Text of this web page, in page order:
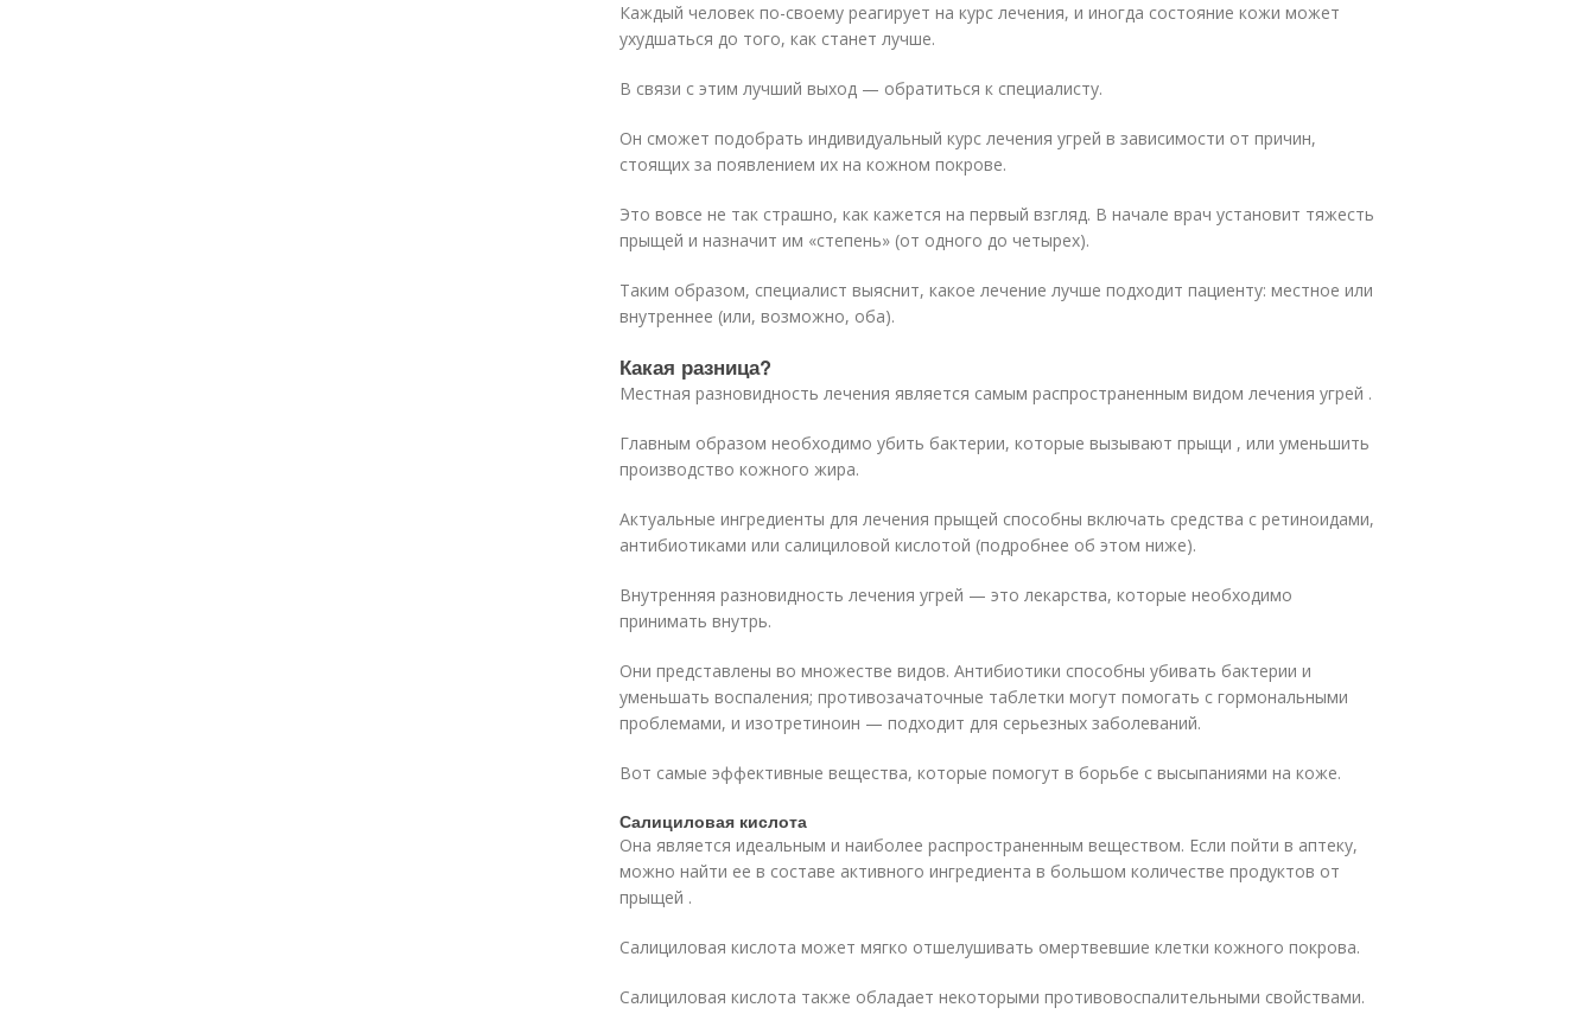
Каждый человек по-своему реагирует на курс лечения, и иногда состояние кожи может
ухудшаться до того, как станет лучше.
В связи с этим лучший выход — обратиться к специалисту.
Он сможет подобрать индивидуальный курс лечения угрей в зависимости от причин,
стоящих за появлением их на кожном покрове.
Это вовсе не так страшно, как кажется на первый взгляд. В начале врач установит тяжесть
прыщей и назначит им «степень» (от одного до четырех).
Таким образом, специалист выяснит, какое лечение лучше подходит пациенту: местное или
внутреннее (или, возможно, оба).
Какая разница?
Местная разновидность лечения является самым распространенным видом лечения угрей .
Главным образом необходимо убить бактерии, которые вызывают прыщи , или уменьшить
производство кожного жира.
Актуальные ингредиенты для лечения прыщей способны включать средства с ретиноидами,
антибиотиками или салициловой кислотой (подробнее об этом ниже).
Внутренняя разновидность лечения угрей — это лекарства, которые необходимо
принимать внутрь.
Они представлены во множестве видов. Антибиотики способны убивать бактерии и
уменьшать воспаления; противозачаточные таблетки могут помогать с гормональными
проблемами, и изотретиноин — подходит для серьезных заболеваний.
Вот самые эффективные вещества, которые помогут в борьбе с высыпаниями на коже.
Салициловая кислота
Она является идеальным и наиболее распространенным веществом. Если пойти в аптеку,
можно найти ее в составе активного ингредиента в большом количестве продуктов от
прыщей .
Салициловая кислота может мягко отшелушивать омертвевшие клетки кожного покрова.
Салициловая кислота также обладает некоторыми противовоспалительными свойствами.